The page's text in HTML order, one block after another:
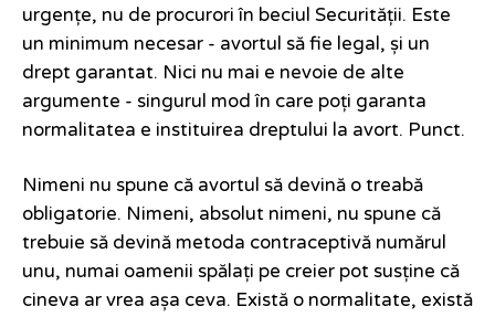
urgențe, nu de procurori în beciul Securității. Este
un minimum necesar - avortul să fie legal, și un
drept garantat. Nici nu mai e nevoie de alte
argumente - singurul mod în care poți garanta
normalitatea e instituirea dreptului la avort. Punct.
Nimeni nu spune că avortul să devină o treabă
obligatorie. Nimeni, absolut nimeni, nu spune că
trebuie să devină metoda contraceptivă numărul
unu, numai oamenii spălați pe creier pot susține că
cineva ar vrea așa ceva. Există o normalitate, există